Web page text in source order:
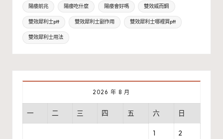
陽痿前兆 陽痿吃什麼 陽痿會好嗎 雙效威而鋼
雙效犀利士ptt 雙效犀利士副作用 雙效犀利士哪裡買ptt
雙效犀利士用法
2026 年 8 月
一 二 三 四 五 六 日
1 2